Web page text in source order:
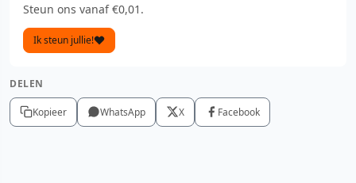
Steun ons vanaf €0,01.
Ik steun jullie!
DELEN
Kopieer WhatsApp X Facebook